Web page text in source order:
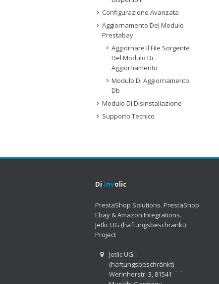
Configurazione Avanzata
Aggiornamento Del Modulo
Prestabay
Aggiornare Il File Sorgente
Del Modulo Di
Aggiornamento
Modulo Di Aggiornamento
Db
Modulo Di Disinstallazione
Supporto Tecnico
Di Involic
PrestaShop Solutions. PrestaShop
Ebay & Amazon Integrations.
Jetlic UG (haftungsbeschränkt)
Project
Jetlic UG
(haftungsbeschränkt)
Werinherstr. 3, 81541